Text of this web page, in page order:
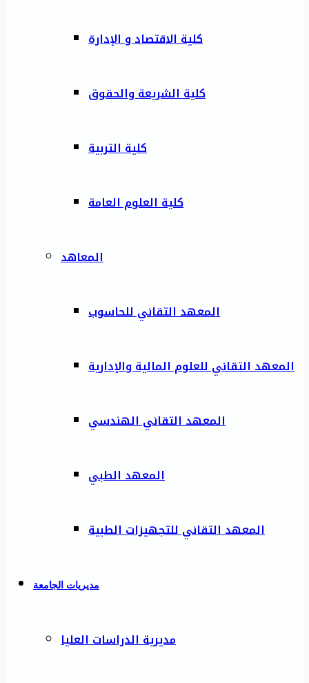
كلية الاقتصاد و الإدارة
كلية الشريعة والحقوق
كلية التربية
كلية العلوم العامة
المعاهد
المعهد التقاني للحاسوب
المعهد التقاني للعلوم المالية والإدارية
المعهد التقاني الهندسي
المعهد الطبي
المعهد التقاني للتجهيزات الطبية
مديريات الجامعة
مديرية الدراسات العليا